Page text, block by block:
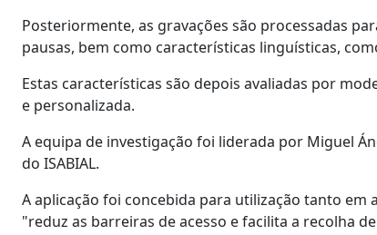
Posteriormente, as gravações são processadas
pausas, bem como características linguísticas,
Estas características são depois avaliadas por
e personalizada.
A equipa de investigação foi liderada por Miguel
do ISABIAL.
A aplicação foi concebida para utilização tanto
"reduz as barreiras de acesso e facilita a recolha